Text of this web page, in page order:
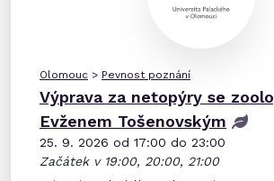
Olomouc > Pevnost poznání
Výprava za netopýry se
Evženem Tošenovským
25. 9. 2026 od 17:00 do 23:00
Začátek v 19:00, 20:00, 21:00